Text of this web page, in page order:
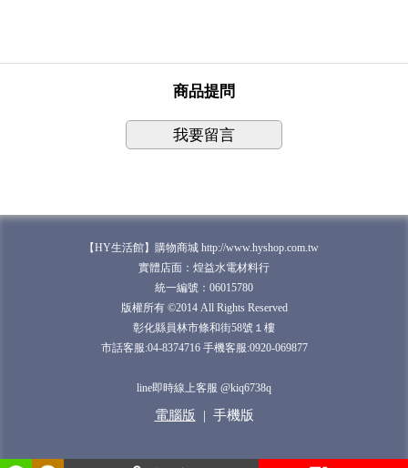
商品提問
我要留言
【HY生活館】購物商城 http://www.hyshop.com.tw
實體店面：煌益水電材料行
統一編號：06015780
版權所有 ©2014 All Rights Reserved
彰化縣員林市條和街58號１樓
市話客服:04-8374716 手機客服:0920-069877
line即時線上客服 @kiq6738q
電腦版 | 手機版